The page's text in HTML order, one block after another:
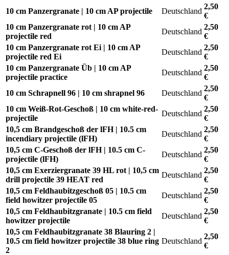
10 cm Panzergranate | 10 cm AP projectile
Deutschland
2,50
€
10 cm Panzergranate rot | 10 cm AP
projectile red
Deutschland
2,50
€
10 cm Panzergranate rot Ei | 10 cm AP
projectile red Ei
Deutschland
2,50
€
10 cm Panzergranate Üb | 10 cm AP
projectile practice
Deutschland
2,50
€
10 cm Schrapnell 96 | 10 cm shrapnel 96
Deutschland
2,50
€
10 cm Weiß-Rot-Geschoß | 10 cm white-red-
projectile
Deutschland
2,50
€
10,5 cm Brandgeschoß der lFH | 10.5 cm
incendiary projectile (lFH)
Deutschland
2,50
€
10,5 cm C-Geschoß der lFH | 10.5 cm C-
projectile (lFH)
Deutschland
2,50
€
10,5 cm Exerziergranate 39 HL rot | 10,5 cm
drill projectile 39 HEAT red
Deutschland
2,50
€
10,5 cm Feldhaubitzgeschoß 05 | 10.5 cm
field howitzer projectile 05
Deutschland
2,50
€
10,5 cm Feldhaubitzgranate | 10.5 cm field
howitzer projectile
Deutschland
2,50
€
10,5 cm Feldhaubitzgranate 38 Blauring 2 |
10.5 cm field howitzer projectile 38 blue ring
2
Deutschland
2,50
€